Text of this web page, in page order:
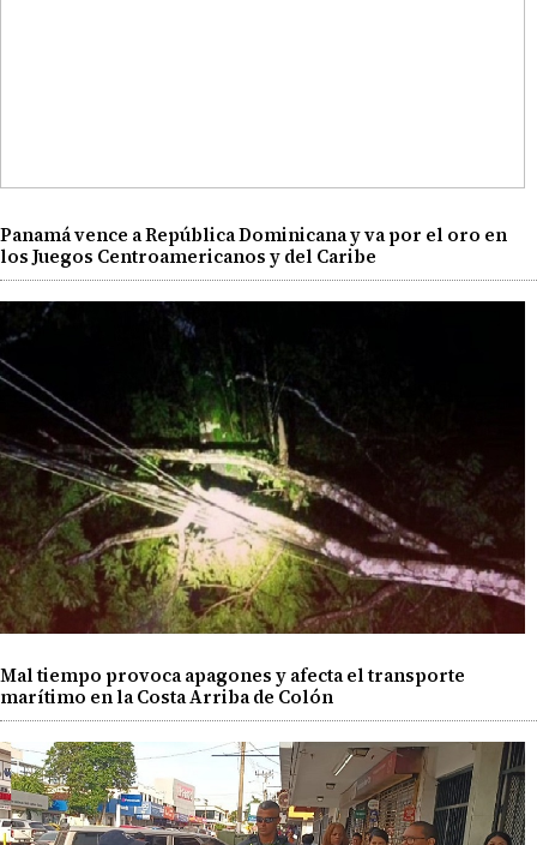
Panamá vence a República Dominicana y va por el oro en
los Juegos Centroamericanos y del Caribe
Mal tiempo provoca apagones y afecta el transporte
marítimo en la Costa Arriba de Colón